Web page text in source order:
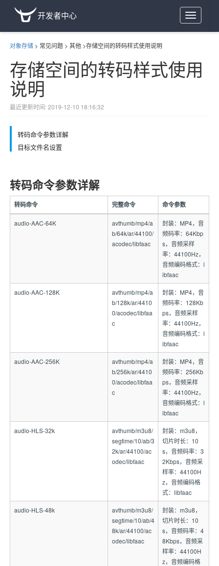
Toggle
navigation
开发者中心
对象存储 > 常见问题 > 其他 >存储空间的转码样式使用说明
存储空间的转码样式使用
说明
最近更新时间: 2019-12-10 18:16:32
转码命令参数详解
目标文件名设置
转码命令参数详解
转码命令 完整命令 命令参数
audio-AAC-64K
avthumb/mp4/a
b/64k/ar/44100/
acodec/libfaac
封装：MP4，音
频码率：64Kbp
s，音频采样
率：44100Hz，
音频编码格式：l
ibfaac
audio-AAC-128K
avthumb/mp4/a
b/128k/ar/4410
0/acodec/libfaa
c
封装：MP4，音
频码率：128Kb
ps，音频采样
率：44100Hz，
音频编码格式：l
ibfaac
audio-AAC-256K
avthumb/mp4/a
b/256k/ar/4410
0/acodec/libfaa
c
封装：MP4，音
频码率：256Kb
ps，音频采样
率：44100Hz，
音频编码格式：l
ibfaac
audio-HLS-32k
avthumb/m3u8/
segtime/10/ab/3
2k/ar/44100/ac
odec/libfaac
封装：m3u8，
切片时长：10
s，音频码率：3
2Kbps，音频采
样率：44100H
z，音频编码格
式：libfaac
audio-HLS-48k
avthumb/m3u8/
segtime/10/ab/4
8k/ar/44100/ac
odec/libfaac
封装：m3u8，
切片时长：10
s，音频码率：4
8Kbps，音频采
样率：44100H
z，音频编码格